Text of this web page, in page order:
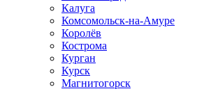
Калуга
Комсомольск-на-Амуре
Королёв
Кострома
Курган
Курск
Магнитогорск